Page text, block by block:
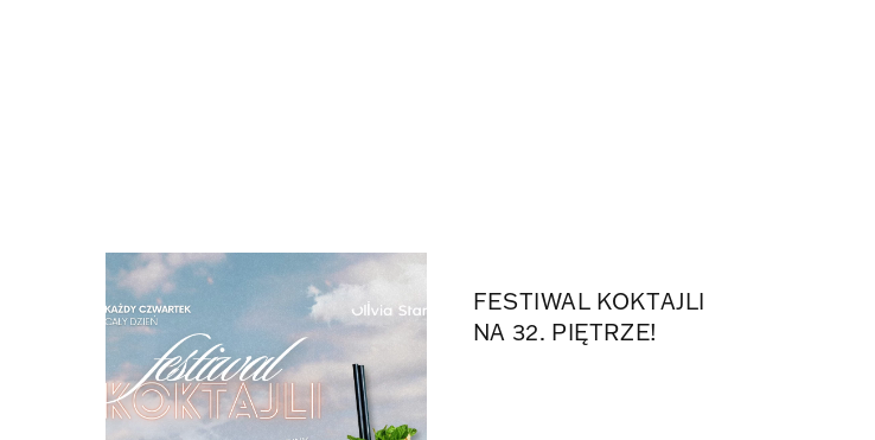
FESTIWAL KOKTAJLI
NA 32. PIĘTRZE!